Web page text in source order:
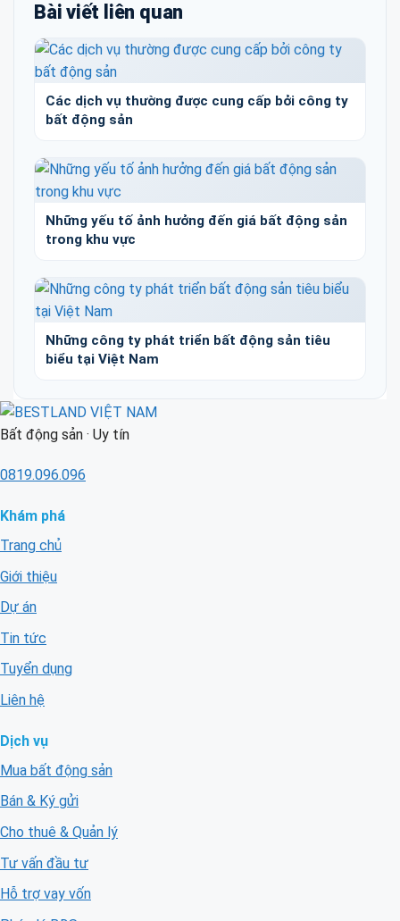
Bài viết liên quan
Các dịch vụ thường được cung cấp bởi công ty
bất động sản
Những yếu tố ảnh hưởng đến giá bất động sản
trong khu vực
Những công ty phát triển bất động sản tiêu
biểu tại Việt Nam
Bất động sản · Uy tín
0819.096.096
Khám phá
Trang chủ
Giới thiệu
Dự án
Tin tức
Tuyển dụng
Liên hệ
Dịch vụ
Mua bất động sản
Bán & Ký gửi
Cho thuê & Quản lý
Tư vấn đầu tư
Hỗ trợ vay vốn